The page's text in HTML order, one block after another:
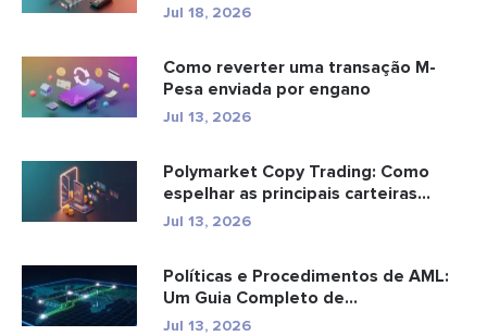
Jul 18, 2026
Como reverter uma transação M-
Pesa enviada por engano
Jul 13, 2026
Polymarket Copy Trading: Como
espelhar as principais carteiras
com...
Jul 13, 2026
Políticas e Procedimentos de AML:
Um Guia Completo de
Conformidade
Jul 13, 2026